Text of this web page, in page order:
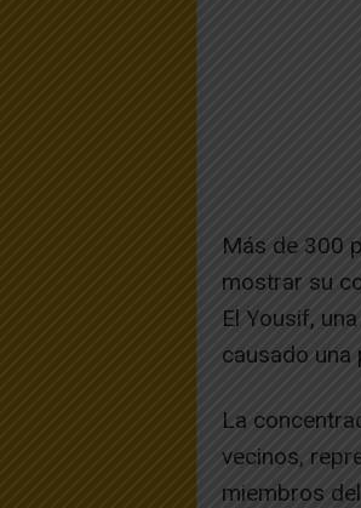
Más de 300
mostrar su
El Yousif,
causado una
La
vecinos,
miembros